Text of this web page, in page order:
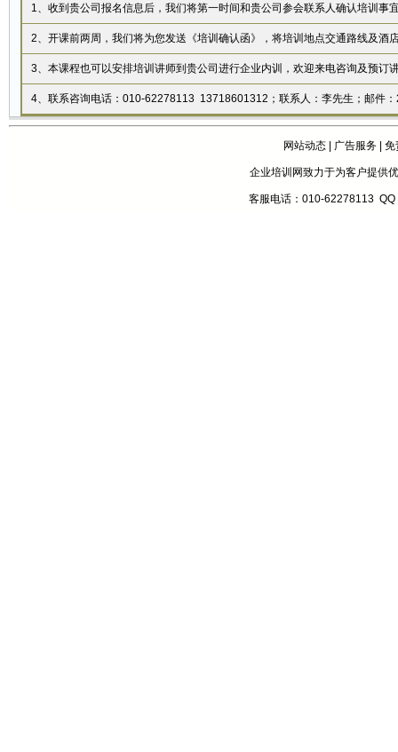
1、收到贵公司报名信息后，我们将第一时间和贵公司参会联系人确认培训事
2、开课前两周，我们将为您发送《培训确认函》，将培训地点交通路线及酒
3、本课程也可以安排培训讲师到贵公司进行企业内训，欢迎来电咨询及预订
4、联系咨询电话：010-62278113 13718601312；联系人：李先生；邮件
网站动态| 广告服务| 免
企业培训网致力于为客户提供
客服电话：010-62278113